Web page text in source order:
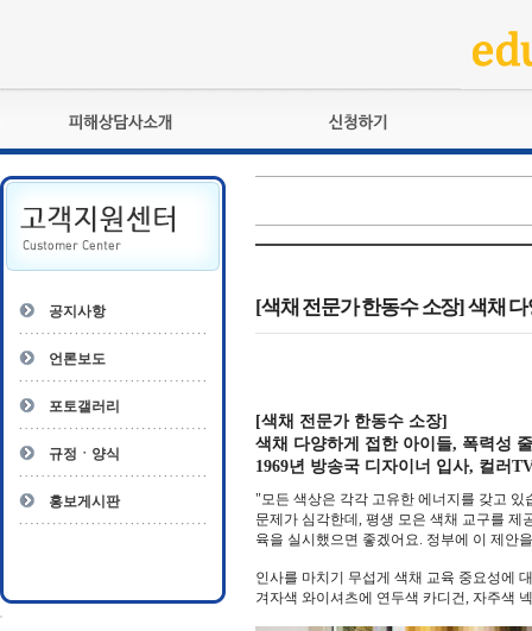
피해상담사란?
자격관리규정
상담사 자격증 확인
- 피해상담사 1급
- 전문수련감독자
- 전문수련기관
교육훈련
자격복원
공지사항
언론보도
포토갤러리
규정ㆍ양식
홍보게시판
[색채 전문가 한동수 소장] 색채
[색채 전문가 한동수 소장]
색채 다양하게 접한 아이들, 폭력성
1969년 방송국 디자이너 입사, 컬러
"모든 색상은 각각 고유한 에너지를 갖고 있
문제가 심각한데, 평생 모은 색채 교구를 제
육을 실시했으면 좋겠어요. 정부에 이 제안
인사를 마치기 무섭게 색채 교육 중요성에
겨자색 와이셔츠에 연두색 카디건, 자주색